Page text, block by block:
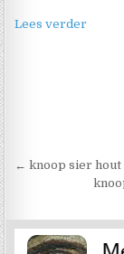
Lees verder
← knoop sier hout